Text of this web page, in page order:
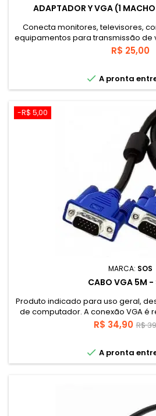
ADAPTADOR Y VGA (1
Conecta monitores, televisores,
equipamentos para transmissão de
sendo muito cômodo para
televisores que precisam ficar
Preço
R$ 25,00
 A pronta
-R$ 5,00
MARCA: SOS
CABO VGA 5M -
Produto indicado para uso geral,
de computador. A conexão VGA é
das imagens provenientes de um
permite montar grandes
Preço
R$ 34,90 R$
 A pronta